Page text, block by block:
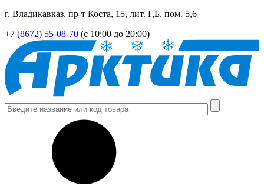
г. Владикавказ, пр-т Коста, 15, лит. Г,Б, пом. 5,6
+7 (8672) 55-08-70 (с 10:00 до 20:00)